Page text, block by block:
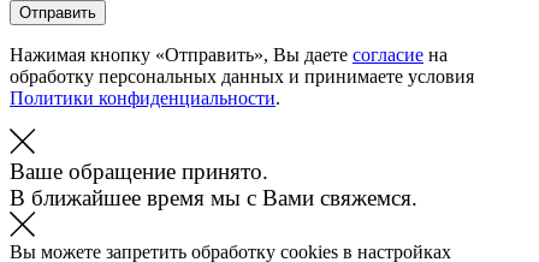
Отправить
Нажимая кнопку «Отправить», Вы даете согласие на
обработку персональных данных и принимаете условия
Политики конфиденциальности.
Ваше обращение принято.
В ближайшее время мы с Вами свяжемся.
Вы можете запретить обработку cookies в настройках